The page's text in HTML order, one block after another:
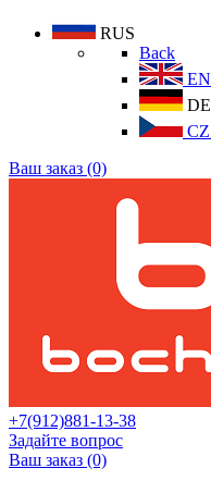
RUS
Back
EN
DE
CZ
Ваш заказ (0)
+7(912)881-13-38
Задайте вопрос
Ваш заказ (0)